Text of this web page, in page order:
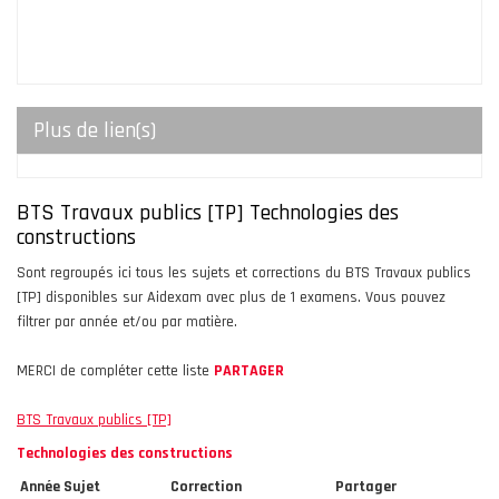
Plus de lien(s)
BTS Travaux publics [TP] Technologies des
constructions
Sont regroupés ici tous les sujets et corrections du BTS Travaux publics
[TP] disponibles sur Aidexam avec plus de 1 examens. Vous pouvez
filtrer par année et/ou par matière.
MERCI de compléter cette liste PARTAGER
BTS Travaux publics [TP]
Technologies des constructions
Année Sujet Correction Partager